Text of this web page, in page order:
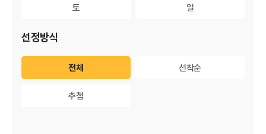
토 일
선정방식
전체 선착순
추첨